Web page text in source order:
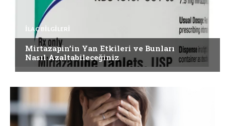
İLAÇ BILGILERI
Mirtazapin’in Yan Etkileri ve Bunları
Nasıl Azaltabileceğiniz